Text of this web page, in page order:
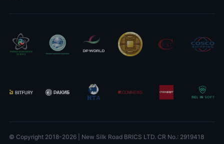
© Copyright 2018-2026| New Silk Road BRICS LTD. CR No.: 2919418